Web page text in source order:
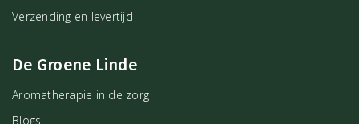
Verzending en levertijd
De Groene Linde
Aromatherapie in de zorg
Blogs